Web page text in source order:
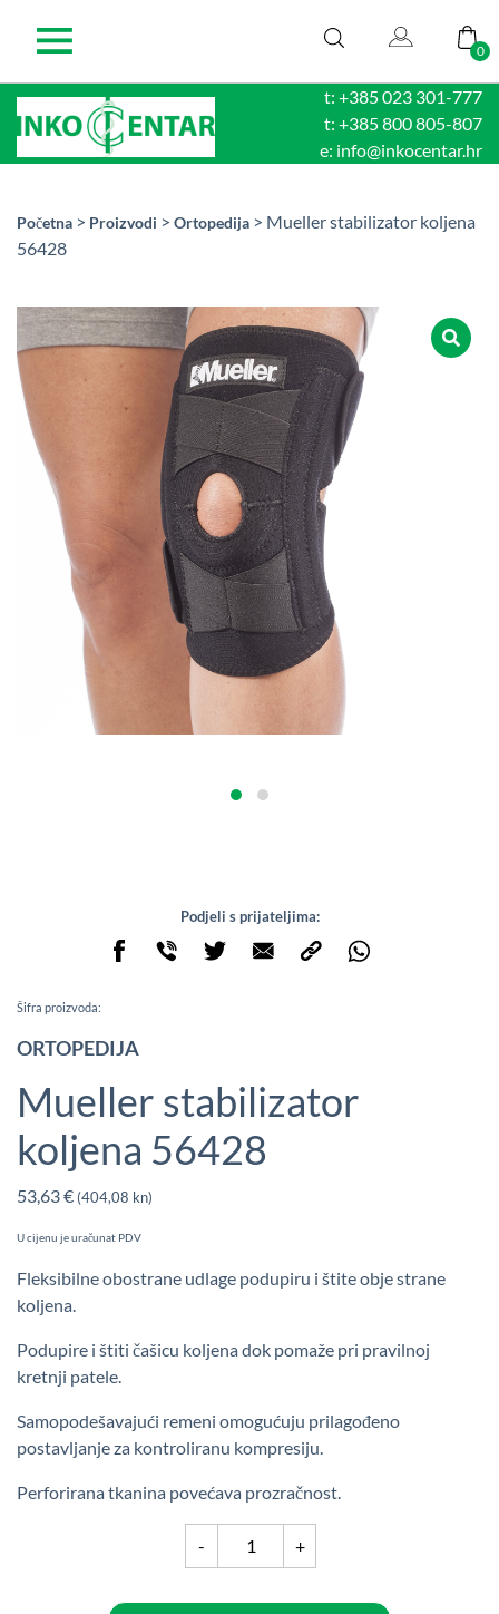
0
t: +385 023 301-777
t: +385 800 805-807
e: info@inkocentar.hr
Početna > Proizvodi > Ortopedija > Mueller stabilizator koljena
56428
Podjeli s prijateljima:
Šifra proizvoda:
ORTOPEDIJA
Mueller stabilizator
koljena 56428
53,63€ (404,08 kn)
U cijenu je uračunat PDV
Fleksibilne obostrane udlage podupiru i štite obje strane
koljena.
Podupire i štiti čašicu koljena dok pomaže pri pravilnoj
kretnji patele.
Samopodešavajući remeni omogućuju prilagođeno
postavljanje za kontroliranu kompresiju.
Perforirana tkanina povećava prozračnost.
- +